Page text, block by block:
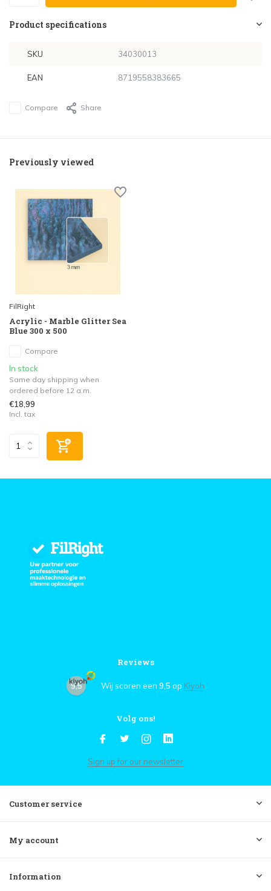
Product specifications
SKU 34030013
EAN 8719558383665
Compare Share
Previously viewed
FilRight
Acrylic - Marble Glitter Sea
Blue 300 x 500
Compare
In stock
Same day shipping when
ordered before 12 a.m.
€18,99
Incl. tax
Reviews
9,5 Wij scoren een 9,5 op Kiyoh
Volg ons!
Sign up for our newsletter
Customer service
My account
Information